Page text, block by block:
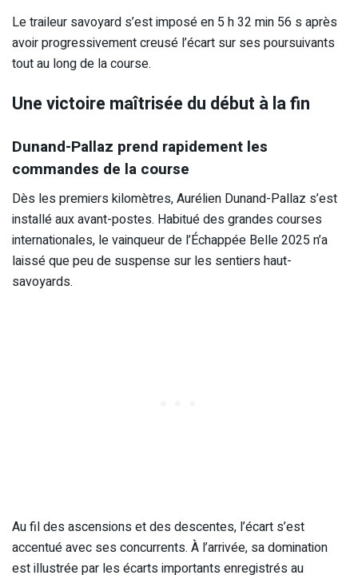
Le traileur savoyard s’est imposé en 5 h 32 min 56 s après
avoir progressivement creusé l’écart sur ses poursuivants
tout au long de la course.
Une victoire maîtrisée du début à la fin
Dunand-Pallaz prend rapidement les
commandes de la course
Dès les premiers kilomètres, Aurélien Dunand-Pallaz s’est
installé aux avant-postes. Habitué des grandes courses
internationales, le vainqueur de l’Échappée Belle 2025 n’a
laissé que peu de suspense sur les sentiers haut-
savoyards.
Au fil des ascensions et des descentes, l’écart s’est
accentué avec ses concurrents. À l’arrivée, sa domination
est illustrée par les écarts importants enregistrés au